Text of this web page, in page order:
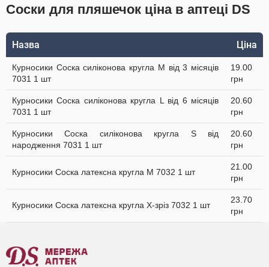
Соски для пляшечок ціна в аптеці DS
Назва Ціна
Курносики Соска силіконова кругла M від 3 місяців
7031 1 шт
19.00
грн
Курносики Соска силіконова кругла L від 6 місяців
7031 1 шт
20.60
грн
Курносики Соска силіконова кругла S від
народження 7031 1 шт
20.60
грн
Курносики Соска латексна кругла M 7032 1 шт
21.00
грн
Курносики Соска латексна кругла X-зріз 7032 1 шт
23.70
грн